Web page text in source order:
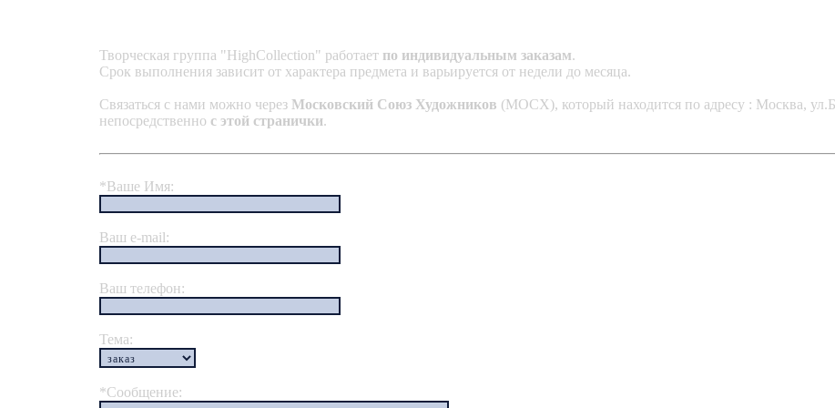
Творческая группа "HighCollection" работает по индивидуальным заказам.
Срок выполнения зависит от характера предмета и варьируется от недели до месяца.
Связаться с нами можно через Московский Союз Художников (МОСХ), который находится по адресу : Москва,
непосредственно с этой странички.
*Ваше Имя:
Ваш e-mail:
Ваш телефон:
Тема:
*Сообщение: